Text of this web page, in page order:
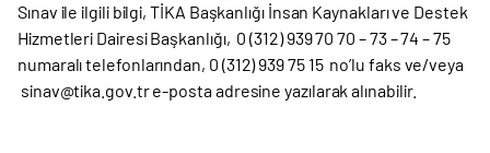
Sınav ile ilgili bilgi, TİKA Başkanlığı İnsan Kaynakları ve Destek
Hizmetleri Dairesi Başkanlığı, 0 (312) 939 70 70 – 73 – 74 – 75
numaralı telefonlarından, 0 (312) 939 75 15 no’lu faks ve/veya
sinav@tika.gov.tr e-posta adresine yazılarak alınabilir.